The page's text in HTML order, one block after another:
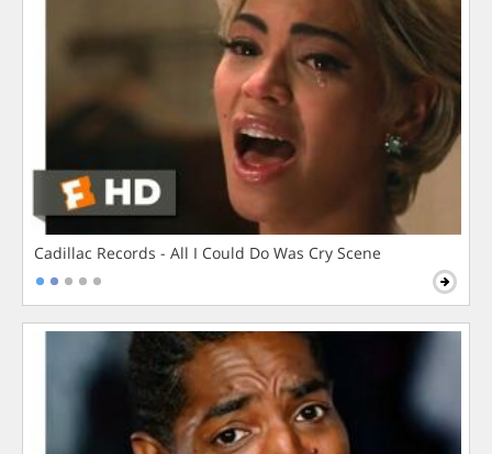
Cadillac Records - All I Could Do Was Cry Scene